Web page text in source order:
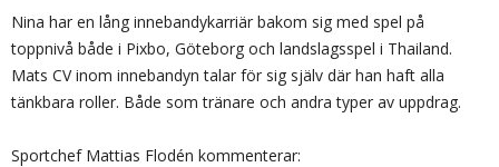
Nina har en lång innebandykarriär bakom sig med spel på
toppnivå både i Pixbo, Göteborg och landslagsspel i Thailand.
Mats CV inom innebandyn talar för sig själv där han haft alla
tänkbara roller. Både som tränare och andra typer av uppdrag.
Sportchef Mattias Flodén kommenterar: